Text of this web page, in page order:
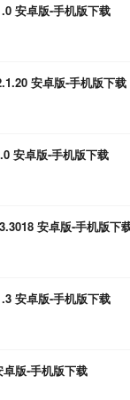
安卓版-手机版下载
安卓版-手机版下载
安卓版-手机版下载
安卓版-手机版下
安卓版-手机版下载
版-手机版下载